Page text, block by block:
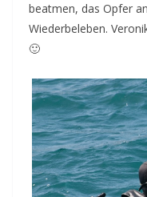
beatmen, das Opfer
Wiederbeleben.
🙂